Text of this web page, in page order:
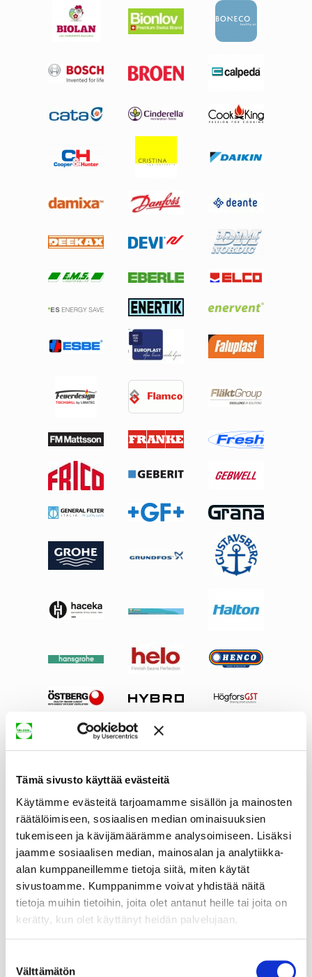
Tämä sivusto käyttää evästeitä
Käytämme evästeitä tarjoamamme sisällön ja mainosten
räätälöimiseen, sosiaalisen median ominaisuuksien
tukemiseen ja kävijämäärämme analysoimiseen. Lisäksi
jaamme sosiaalisen median, mainosalan ja analytiikka-
alan kumppaneillemme tietoja siitä, miten käytät
sivustoamme. Kumppanimme voivat yhdistää näitä
tietoja muihin tietoihin, joita olet antanut heille tai joita on
kerätty, kun olet käyttänyt heidän palvelujaan.
valinta
Välttämätön